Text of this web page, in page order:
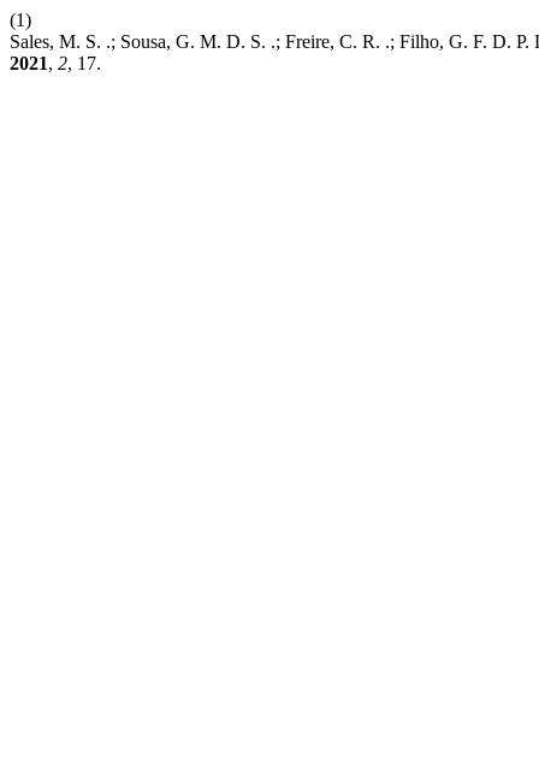
(1)
Sales, M. S. .; Sousa, G. M. D. S. .; Freire, C. R. .; Filho, G. F.
2021, 2, 17.